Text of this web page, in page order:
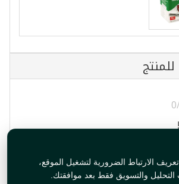
الارتباط الضرورية لتشغيل الموقع،
والتسويق فقط بعد موافقتك.